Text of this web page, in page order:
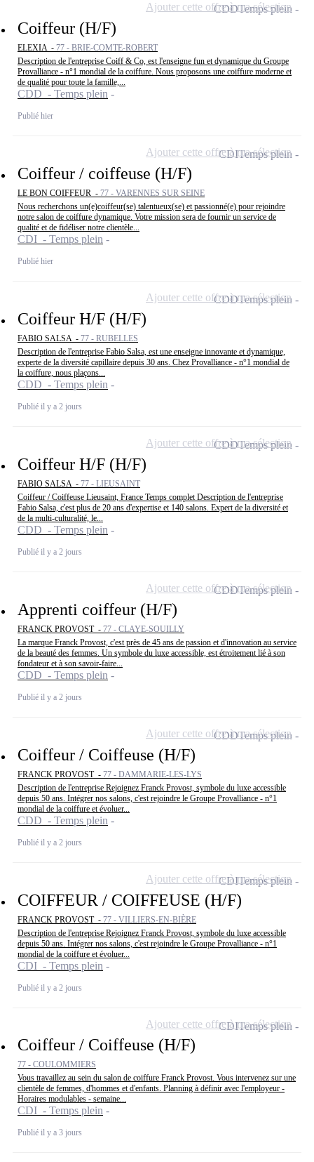
Coiffeur (H/F)
ELEXIA - 77 - BRIE-COMTE-ROBERT
Description de l'entreprise Coiff & Co, est l'enseigne fun et dynamique du Groupe
Provalliance - n°1 mondial de la coiffure. Nous proposons une coiffure moderne et
de qualité pour toute la famille,...
CDD - Temps plein
Publié hier
CDDTemps plein
Ajouter cette offre à ma sélection
Coiffeur / coiffeuse (H/F)
LE BON COIFFEUR - 77 - VARENNES SUR SEINE
Nous recherchons un(e)coiffeur(se) talentueux(se) et passionné(e) pour rejoindre
notre salon de coiffure dynamique. Votre mission sera de fournir un service de
qualité et de fidéliser notre clientèle...
CDI - Temps plein
Publié hier
CDITemps plein
Ajouter cette offre à ma sélection
Coiffeur H/F (H/F)
FABIO SALSA - 77 - RUBELLES
Description de l'entreprise Fabio Salsa, est une enseigne innovante et dynamique,
experte de la diversité capillaire depuis 30 ans. Chez Provalliance - n°1 mondial de
la coiffure, nous plaçons...
CDD - Temps plein
Publié il y a 2 jours
CDDTemps plein
Ajouter cette offre à ma sélection
Coiffeur H/F (H/F)
FABIO SALSA - 77 - LIEUSAINT
Coiffeur / Coiffeuse Lieusaint, France Temps complet Description de l'entreprise
Fabio Salsa, c'est plus de 20 ans d'expertise et 140 salons. Expert de la diversité et
de la multi-culturalité, le...
CDD - Temps plein
Publié il y a 2 jours
CDDTemps plein
Ajouter cette offre à ma sélection
Apprenti coiffeur (H/F)
FRANCK PROVOST - 77 - CLAYE-SOUILLY
La marque Franck Provost, c'est près de 45 ans de passion et d'innovation au service
de la beauté des femmes. Un symbole du luxe accessible, est étroitement lié à son
fondateur et à son savoir-faire...
CDD - Temps plein
Publié il y a 2 jours
CDDTemps plein
Ajouter cette offre à ma sélection
Coiffeur / Coiffeuse (H/F)
FRANCK PROVOST - 77 - DAMMARIE-LES-LYS
Description de l'entreprise Rejoignez Franck Provost, symbole du luxe accessible
depuis 50 ans. Intégrer nos salons, c'est rejoindre le Groupe Provalliance - n°1
mondial de la coiffure et évoluer...
CDD - Temps plein
Publié il y a 2 jours
CDDTemps plein
Ajouter cette offre à ma sélection
COIFFEUR / COIFFEUSE (H/F)
FRANCK PROVOST - 77 - VILLIERS-EN-BIÈRE
Description de l'entreprise Rejoignez Franck Provost, symbole du luxe accessible
depuis 50 ans. Intégrer nos salons, c'est rejoindre le Groupe Provalliance - n°1
mondial de la coiffure et évoluer...
CDI - Temps plein
Publié il y a 2 jours
CDITemps plein
Ajouter cette offre à ma sélection
Coiffeur / Coiffeuse (H/F)
77 - COULOMMIERS
Vous travaillez au sein du salon de coiffure Franck Provost. Vous intervenez sur une
clientèle de femmes, d'hommes et d'enfants. Planning à définir avec l'employeur -
Horaires modulables - semaine...
CDI - Temps plein
Publié il y a 3 jours
CDITemps plein
Ajouter cette offre à ma sélection